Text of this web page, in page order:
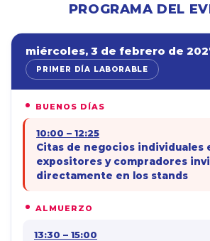
PROGRAMA DEL
miércoles, 3 de febrero de
PRIMER DÍA LABORABLE
BUENOS DÍAS
10:00 – 12:25
Citas de negocios individuales
expositores y compradores
directamente en los stands
ALMUERZO
13:30 – 15:00